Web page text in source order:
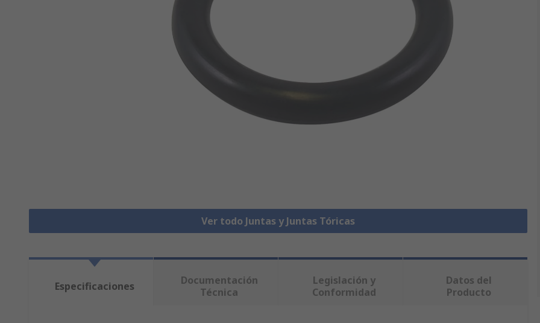
Ver todo Juntas y Juntas Tóricas
Especificaciones
Documentación
Técnica
Legislación y
Conformidad
Datos del
Producto